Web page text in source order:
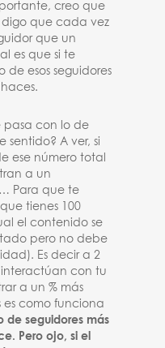
creo que
digo que cada vez
que un
es que si te
esos seguidores
pasa con lo de
sentido? A ver, si
ese número total
a un
Para que te
tienes 100
el contenido se
pero no debe
Es decir a 2
interactúan con tu
a un % más
es como funciona
de seguidores más
Pero ojo, si el